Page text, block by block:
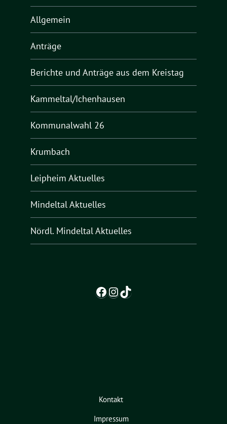
Allgemein
Anträge
Berichte und Anträge aus dem Kreistag
Kammeltal/Ichenhausen
Kommunalwahl 26
Krumbach
Leipheim Aktuelles
Mindeltal Aktuelles
Nördl. Mindeltal Aktuelles
Facebook
Instagram
TikTok
Kontakt
Impressum